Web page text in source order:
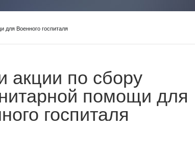
для Военного госпиталя
акции по сбору
помощи для
госпиталя